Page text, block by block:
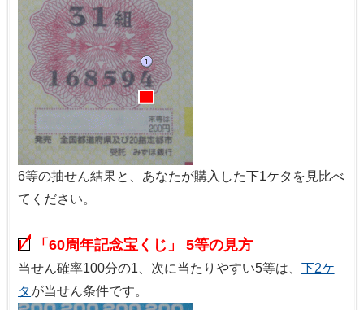
6等の抽せん結果と、あなたが購入した下1ケタを見比べ
てください。
「60周年記念宝くじ」 5等の見方
当せん確率100分の1、次に当たりやすい5等は、 下2ケ
タが当せん条件です。